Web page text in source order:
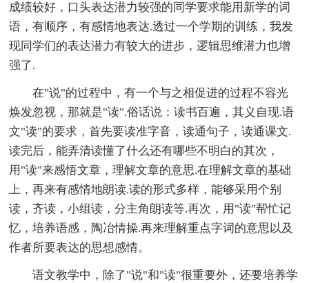
成绩较好，口头表达潜力较强的同学要求能用新学的词
语，有顺序，有感情地表达.透过一个学期的训练，我发
现同学们的表达潜力有较大的进步，逻辑思维潜力也增
强了.
在"说"的过程中，有一个与之相促进的过程不容光
焕发忽视，那就是"读".俗话说：读书百遍，其义自现.语
文"读"的要求，首先要读准字音，读通句子，读通课文.
读完后，能弄清读懂了什么还有哪些不明白的其次，
用"读"来感悟文章，理解文章的意思.在理解文章的基础
上，再来有感情地朗读.读的形式多样，能够采用个别
读，齐读，小组读，分主角朗读等.再次，用"读"帮忙记
忆，培养语感，陶冶情操.再来理解重点字词的意思以及
作者所要表达的思想感情。
语文教学中，除了"说"和"读"很重要外，还要培养学